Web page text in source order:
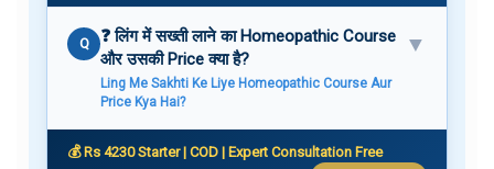
Q
❓ लिंग में सख्ती लाने का Homeopathic Course
और उसकी Price क्या है?
Ling Me Sakhti Ke Liye Homeopathic Course Aur
Price Kya Hai?
▼
💰 Rs 4230 Starter | COD | Expert Consultation Free